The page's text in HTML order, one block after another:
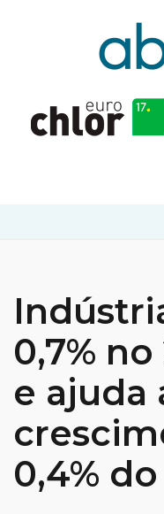
0,7%
e ajuda
0,4%